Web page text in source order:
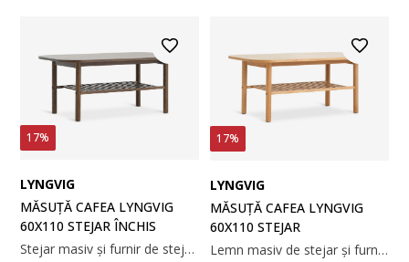
17%
LYNGVIG
MĂSUȚĂ CAFEA LYNGVIG
60X110 STEJAR ÎNCHIS
Stejar masiv și furnir de stejar. Dimensiuni: 60x110x45 cm.
17%
LYNGVIG
MĂSUȚĂ CAFEA LYNGVIG
60X110 STEJAR
Lemn masiv de stejar și furnir de stejar. 60x110x45 cm